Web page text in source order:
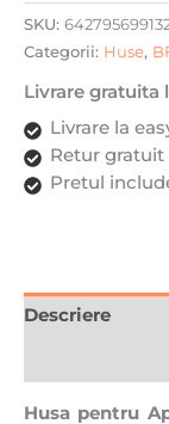
SKU:
Categorii: Huse,
Livrare gratuita
Livrare la
Retur gratuit
Pretul
Descriere
Husa pentru